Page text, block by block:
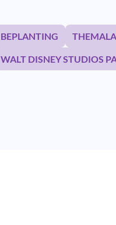
BEPLANTING
WALT DISNEY STUDIOS